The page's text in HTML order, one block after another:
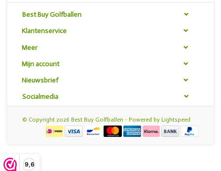
9,6
Best Buy Golfballen
Klantenservice
Meer
Mijn account
Nieuwsbrief
Socialmedia
© Copyright 2026 Best Buy Golfballen - Powered by Lightspeed